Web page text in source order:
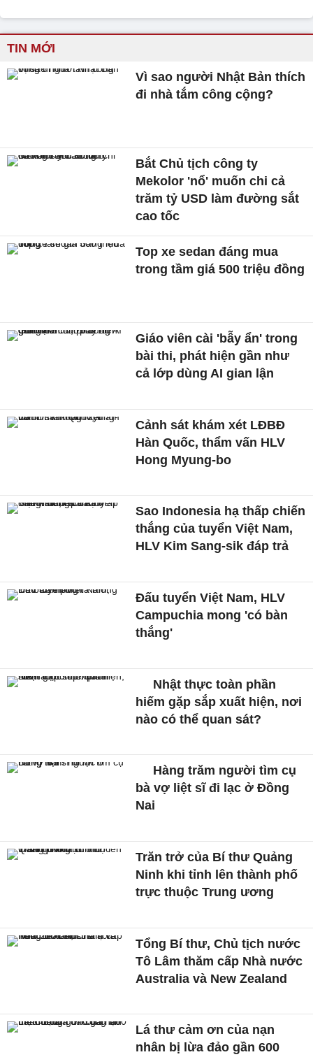
TIN MỚI
Vì sao người Nhật Bản thích
đi nhà tắm công cộng?
Bắt Chủ tịch công ty
Mekolor 'nổ' muốn chi cả
trăm tỷ USD làm đường sắt
cao tốc
Top xe sedan đáng mua
trong tầm giá 500 triệu đồng
Giáo viên cài 'bẫy ẩn' trong
bài thi, phát hiện gần như
cả lớp dùng AI gian lận
Cảnh sát khám xét LĐBĐ
Hàn Quốc, thẩm vấn HLV
Hong Myung-bo
Sao Indonesia hạ thấp chiến
thắng của tuyển Việt Nam,
HLV Kim Sang-sik đáp trả
Đấu tuyển Việt Nam, HLV
Campuchia mong 'có bàn
thắng'
Nhật thực toàn phần
hiếm gặp sắp xuất hiện, nơi
nào có thể quan sát?
Hàng trăm người tìm cụ
bà vợ liệt sĩ đi lạc ở Đồng
Nai
Trăn trở của Bí thư Quảng
Ninh khi tỉnh lên thành phố
trực thuộc Trung ương
Tổng Bí thư, Chủ tịch nước
Tô Lâm thăm cấp Nhà nước
Australia và New Zealand
Lá thư cảm ơn của nạn
nhân bị lừa đảo gần 600